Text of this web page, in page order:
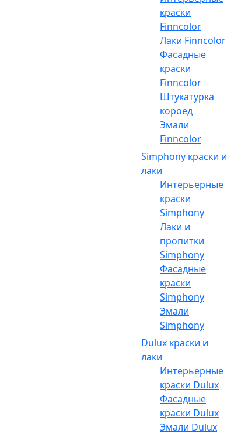
краски
Finncolor
Лаки Finncolor
Фасадные
краски
Finncolor
Штукатурка
короед
Эмали
Finncolor
Simphony краски и
лаки
Интерьерные
краски
Simphony
Лаки и
пропитки
Simphony
Фасадные
краски
Simphony
Эмали
Simphony
Dulux краски и
лаки
Интерьерные
краски Dulux
Фасадные
краски Dulux
Эмали Dulux